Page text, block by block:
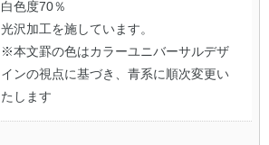
白色度70％
光沢加工を施しています。
※本文罫の色はカラーユニバーサルデザ
インの視点に基づき、青系に順次変更い
たします